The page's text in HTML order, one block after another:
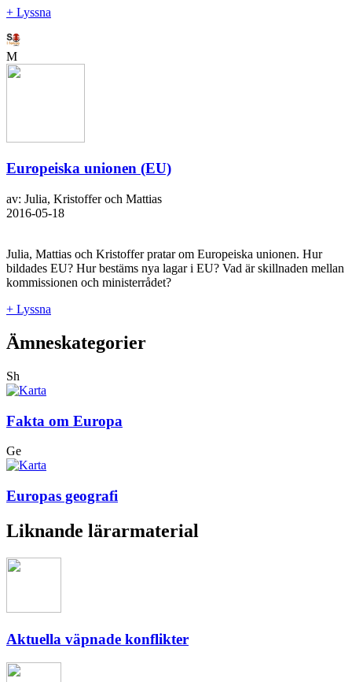
+ Lyssna
M
Europeiska unionen (EU)
av: Julia, Kristoffer och Mattias
2016-05-18
Julia, Mattias och Kristoffer pratar om Europeiska unionen. Hur
bildades EU? Hur bestäms nya lagar i EU? Vad är skillnaden mellan
kommissionen och ministerrådet?
+ Lyssna
Ämneskategorier
Sh
Fakta om Europa
Ge
Europas geografi
Liknande lärarmaterial
Aktuella väpnade konflikter